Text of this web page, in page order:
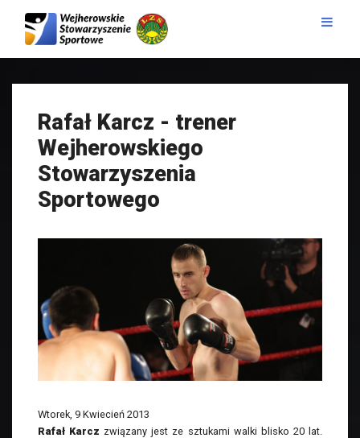
Rafał Karcz - trener
Wejherowskiego
Stowarzyszenia
Sportowego
Wtorek, 9 Kwiecień 2013
Rafał Karcz związany jest ze sztukami walki blisko 20 lat.